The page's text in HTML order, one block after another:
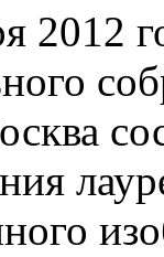
2012